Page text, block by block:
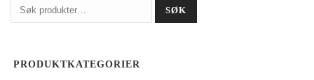
Søk
etter:
SØK
PRODUKTKATEGORIER